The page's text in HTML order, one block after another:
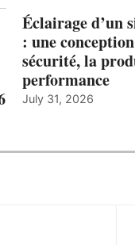
Éclairage d’un
: une
sécurité, la
performance
July 31, 2026